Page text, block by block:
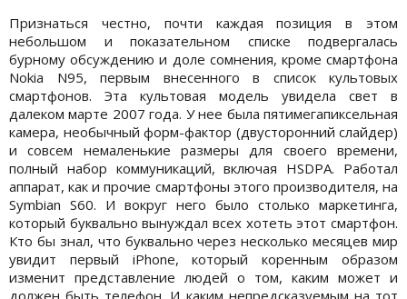
Признаться честно, почти каждая позиция в этом
небольшом и показательном списке подвергалась
бурному обсуждению и доле сомнения, кроме смартфона
Nokia N95, первым внесенного в список культовых
смартфонов. Эта культовая модель увидела свет в
далеком марте 2007 года. У нее была пятимегапиксельная
камера, необычный форм-фактор (двусторонний слайдер)
и совсем немаленькие размеры для своего времени,
полный набор коммуникаций, включая HSDPA. Работал
аппарат, как и прочие смартфоны этого производителя, на
Symbian S60. И вокруг него было столько маркетинга,
который буквально вынуждал всех хотеть этот смартфон.
Кто бы знал, что буквально через несколько месяцев мир
увидит первый iPhone, который коренным образом
изменит представление людей о том, каким может и